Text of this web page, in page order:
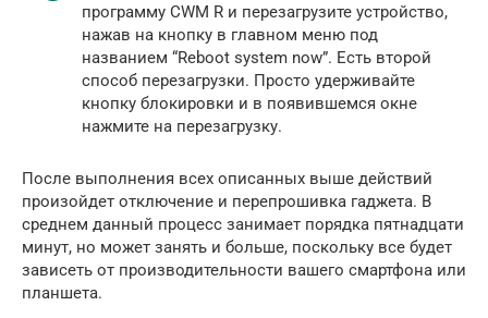
программу CWM R и перезагрузите устройство,
нажав на кнопку в главном меню под
названием “Reboot system now”. Есть второй
способ перезагрузки. Просто удерживайте
кнопку блокировки и в появившемся окне
нажмите на перезагрузку.
После выполнения всех описанных выше действий
произойдет отключение и перепрошивка гаджета. В
среднем данный процесс занимает порядка пятнадцати
минут, но может занять и больше, поскольку все будет
зависеть от производительности вашего смартфона или
планшета.